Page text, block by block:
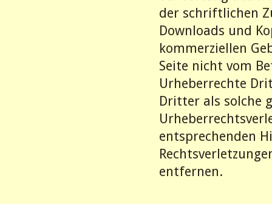
der schriftlichen
Downloads und
kommerziellen
Seite nicht vom
Urheberrechte
Dritter als solche
entsprechenden
entfernen.